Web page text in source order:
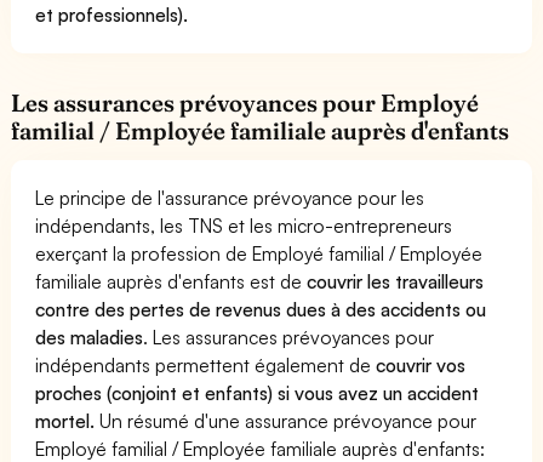
et professionnels).
Les assurances prévoyances pour Employé
familial / Employée familiale auprès d'enfants
Le principe de l'assurance prévoyance pour les
indépendants, les TNS et les micro-entrepreneurs
exerçant la profession de Employé familial / Employée
familiale auprès d'enfants est decouvrir les travailleurs
contre des pertes de revenus dues à des accidents ou
des maladies. Les assurances prévoyances pour
indépendants permettent également decouvrir vos
proches (conjoint et enfants) si vous avez un accident
mortel. Un résumé d'une assurance prévoyance pour
Employé familial / Employée familiale auprès d'enfants: